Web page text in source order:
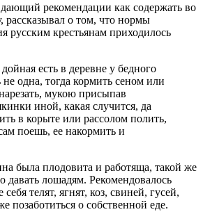
рекомендации как содержать во
рассказывал о том, что нормы
русским крестьянам приходилось
есть в деревне у бедного
не одна, тогда кормить сеном или
мукою присыпав
иной, какая случится, да
в корыте или рассолом полить,
поешь, ее накормить и
была плодовита и работяща, такой же
давать лошадям. Рекомендовалось
телят, ягнят, коз, свиней, гусей,
позаботиться о собственной еде.